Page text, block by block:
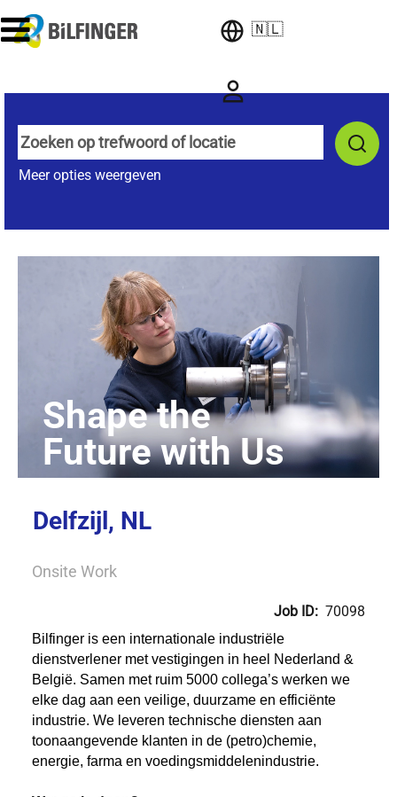
🇳🇱
Meer opties weergeven
Delfzijl, NL
Onsite Work
Job ID: 70098
Bilfinger is een internationale industriële
dienstverlener met vestigingen in heel Nederland &
België. Samen met ruim 5000 collega’s werken we
elke dag aan een veilige, duurzame en efficiënte
industrie. We leveren technische diensten aan
toonaangevende klanten in de (petro)chemie,
energie, farma en voedingsmiddelenindustrie.